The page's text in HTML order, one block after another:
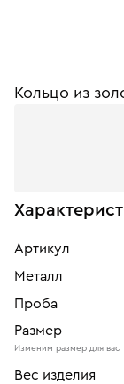
Кольцо из
Артикул
Металл
Проба
Размер
Изменим размер для вас
Вес изделия